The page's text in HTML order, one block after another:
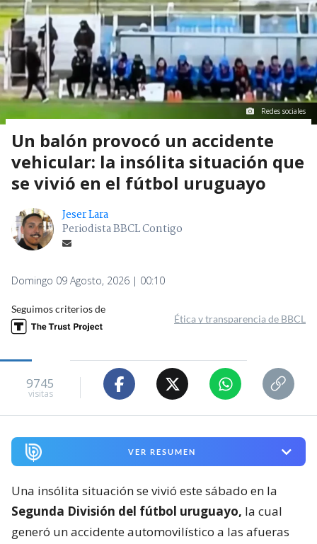
Redes sociales
Un balón provocó un accidente
vehicular: la insólita situación que
se vivió en el fútbol uruguayo
Jeser Lara
Periodista BBCL Contigo
Domingo 09 Agosto, 2026 | 00:10
Seguimos criterios de
Ética y transparencia de BBCL
9745
visitas
VER RESUMEN
Una insólita situación se vivió este sábado en la
Segunda División del fútbol uruguayo, la cual
generó un accidente automovilístico a las afueras